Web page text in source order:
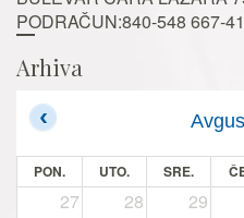
PODRAČUN:840-548 667-41
Arhiva
PON. UTO. SRE.
27 28 29